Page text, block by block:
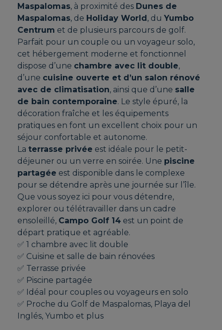
Maspalomas, à proximité des Dunes de
Maspalomas, de Holiday World , duYumbo
Centrum et de plusieurs parcours de golf.
Parfait pour un couple ou un voyageur solo,
cet hébergement moderne et fonctionnel
dispose d’une chambre avec lit double,
d’une cuisine ouverte et d’un salon rénové
avec de climatisation, ainsi que d’une salle
de bain contemporaine. Le style épuré, la
décoration fraîche et les équipements
pratiques en font un excellent choix pour un
séjour confortable et autonome.
Laterrasse privée est idéale pour le petit-
déjeuner ou un verre en soirée. Une piscine
partagée est disponible dans le complexe
pour se détendre après une journée sur l’île.
Que vous soyez ici pour vous détendre,
explorer ou télétravailler dans un cadre
ensoleillé, Campo Golf 14 est un point de
départ pratique et agréable.
✅ 1 chambre avec lit double
✅ Cuisine et salle de bain rénovées
✅ Terrasse privée
✅ Piscine partagée
✅ Idéal pour couples ou voyageurs en solo
✅ Proche du Golf de Maspalomas, Playa del
Inglés, Yumbo et plus